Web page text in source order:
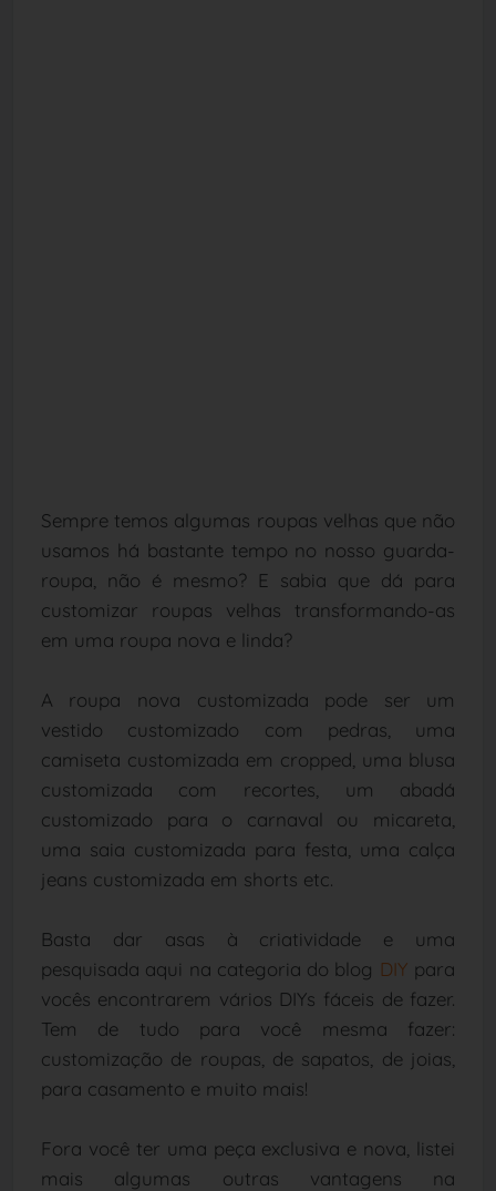
Sempre temos algumas roupas velhas que não
usamos há bastante tempo no nosso guarda-
roupa, não é mesmo? E sabia que dá para
customizar roupas velhas transformando-as
em uma roupa nova e linda?
A roupa nova customizada pode ser um
vestido customizado com pedras, uma
camiseta customizada em cropped, uma blusa
customizada com recortes, um abadá
customizado para o carnaval ou micareta,
uma saia customizada para festa, uma calça
jeans customizada em shorts etc.
Basta dar asas à criatividade e uma
pesquisada aqui na categoria do blog DIY para
vocês encontrarem vários DIYs fáceis de fazer.
Tem de tudo para você mesma fazer:
customização de roupas, de sapatos, de joias,
para casamento e muito mais!
Fora você ter uma peça exclusiva e nova, listei
mais algumas outras vantagens na